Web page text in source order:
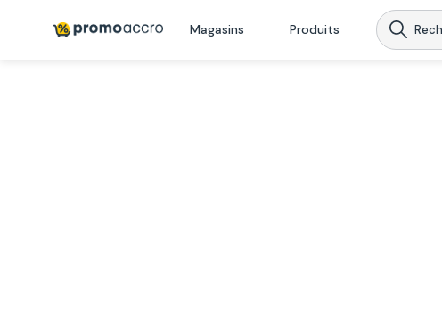
Magasins Produits